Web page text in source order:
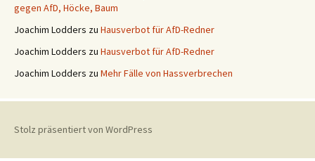
gegen AfD, Höcke, Baum
Joachim Lodders zu Hausverbot für AfD-Redner
Joachim Lodders zu Hausverbot für AfD-Redner
Joachim Lodders zu Mehr Fälle von Hassverbrechen
Stolz präsentiert von WordPress